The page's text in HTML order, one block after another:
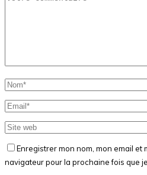
Enregistrer mon nom, mon email et
navigateur pour la prochaine fois que